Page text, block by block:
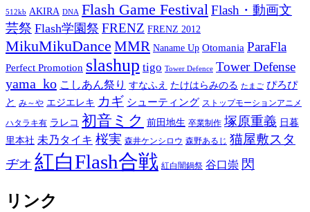
512kb AKIRA DNA Flash Game FestivalFlash・動画文
芸祭 Flash学園祭 FRENZ FRENZ 2012
MikuMikuDance MMR Naname Up Otomania ParaFla
Perfect Promotion slashup tigo Tower Defence Tower Defense
yama_ko こしあん祭り すなふえ たけはらみのる たまご ぴろぴ
と み～や エジエレキ カギ シューティング ストップモーションアニメ
ハタラキ有 ラレコ 初音ミク 前田地生 卒業制作 塚原重義 日暮
里本社 未乃タイキ 桜実 森井ケンシロウ 森野あるじ 猫屋敷スタ
ヂオ 紅白Flash合戦 紅白闇鍋祭 谷口崇 閃
リンク